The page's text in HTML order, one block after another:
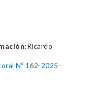
Ricardo
Nº 162-2025-